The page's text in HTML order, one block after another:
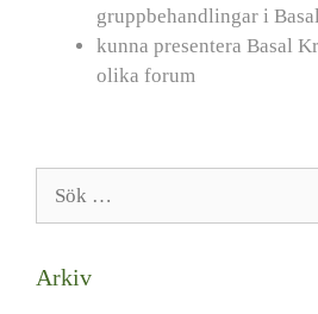
gruppbehandlingar i
kunna presentera Basal
olika forum
Arkiv